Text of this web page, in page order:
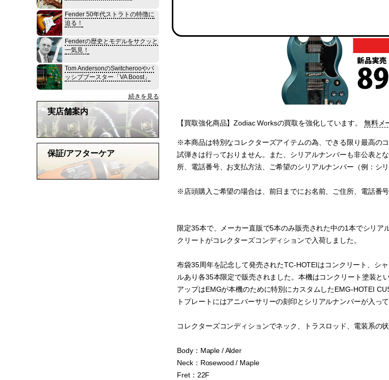
【買取強化商品】Zodiac Worksの買取を強化しています。 無料メ
※本商品は特別なコレクターズアイテムの為、できる限り最高の
試弾きは行っておりません。また、シリアルナンバーも非公表と
所、電話番号、お支払方法、ご希望のシリアルナンバー（例：シ
※店頭購入ご希望の場合は、前日までにお名前、ご住所、電話番
限定35本で、メーカー直販で5本のみ販売された中の1本でシリ
クリートがコレクターズコンディションで入荷しました。
布袋35周年を記念して発売されたTC-HOTEIはコンクリート、シ
ルあり各35本限定で販売されました。本機はコンクリート塗装
アップはEMGが本機のために特別にカスタムしたEMG-HOTEI
トプレートにはアニバーサリーの刻印とシリアルナンバーが入って
コレクターズコンディションでネック、トラスロッド、電装系の状
Body：Maple / Alder
Neck：Rosewood / Maple
Fret：22F
Fender 50年代ストラトの特徴に
迫る！
Fenderの歴史とモデルをサクッと
一気見！
Tom AndersonのSwitcherooやパ
ッシブブースター「VA Boost」
続きを見る
実店舗案内
保証/アフターケア